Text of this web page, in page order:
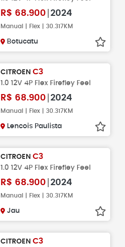
R$ 68.900 2024
Manual | Flex | 30.317KM
Botucatu
CITROEN C3
1.0 12V 4P Flex Firefley Feel
R$ 68.900 2024
Manual | Flex | 30.317KM
Lencois Paulista
CITROEN C3
1.0 12V 4P Flex Firefley Feel
R$ 68.900 2024
Manual | Flex | 30.317KM
Jau
CITROEN C3